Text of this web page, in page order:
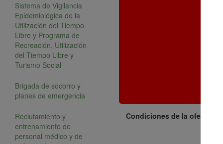
Sistema de Vigilancia
Epidemiológica de la
Utilización del Tiempo
Libre y Programa de
Recreación, Utilización
del Tiempo Libre y
Turismo Social
Brigada de socorro y
planes de emergencia
Reclutamiento y
entrenamiento de
personal médico y de
Condiciones de la oferta 3 X